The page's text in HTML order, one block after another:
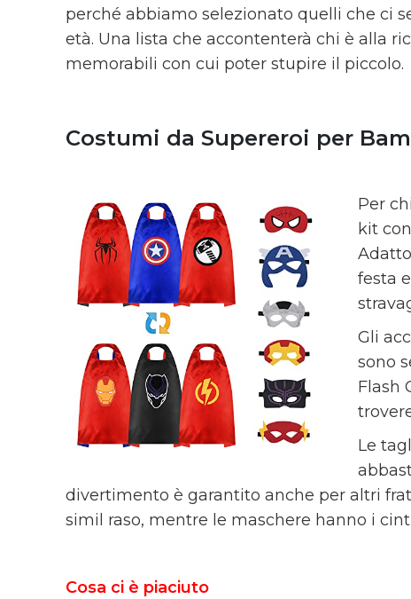
perché abbiamo selezionato quelli che ci
età. Una lista che accontenterà chi è alla
memorabili con cui poter stupire il piccolo.
Costumi da Supereroi per
Per
kit
festa
Gli
sono
Flash
Le
divertimento è garantito anche per altri
simil raso, mentre le maschere hanno i
Cosa ci è piaciuto